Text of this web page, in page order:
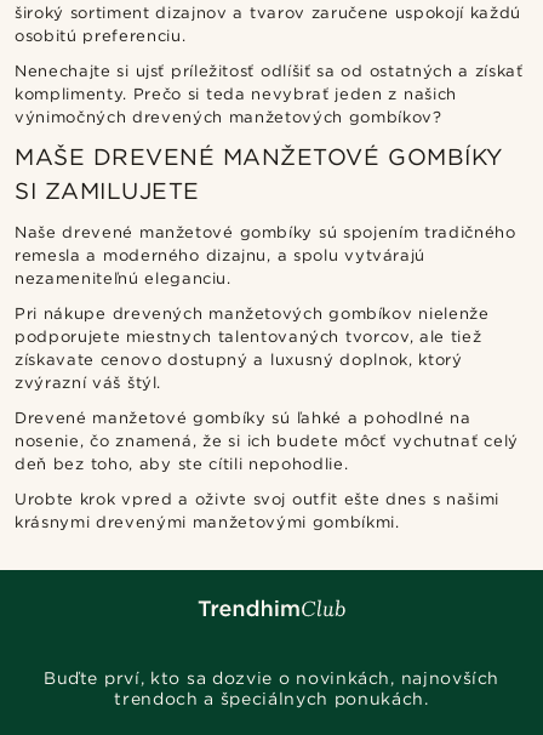
široký sortiment dizajnov a tvarov zaručene uspokojí každú
osobitú preferenciu.
Nenechajte si ujsť príležitosť odlíšiť sa od ostatných a získať
komplimenty. Prečo si teda nevybrať jeden z našich
výnimočných drevených manžetových gombíkov?
MAŠE DREVENÉ MANŽETOVÉ GOMBÍKY
SI ZAMILUJETE
Naše drevené manžetové gombíky sú spojením tradičného
remesla a moderného dizajnu, a spolu vytvárajú
nezameniteľnú eleganciu.
Pri nákupe drevených manžetových gombíkov nielenže
podporujete miestnych talentovaných tvorcov, ale tiež
získavate cenovo dostupný a luxusný doplnok, ktorý
zvýrazní váš štýl.
Drevené manžetové gombíky sú ľahké a pohodlné na
nosenie, čo znamená, že si ich budete môcť vychutnať celý
deň bez toho, aby ste cítili nepohodlie.
Urobte krok vpred a oživte svoj outfit ešte dnes s našimi
krásnymi drevenými manžetovými gombíkmi.
Buďte prví, kto sa dozvie o novinkách, najnovších
trendoch a špeciálnych ponukách.